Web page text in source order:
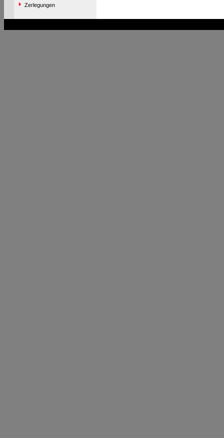
Zerlegungen